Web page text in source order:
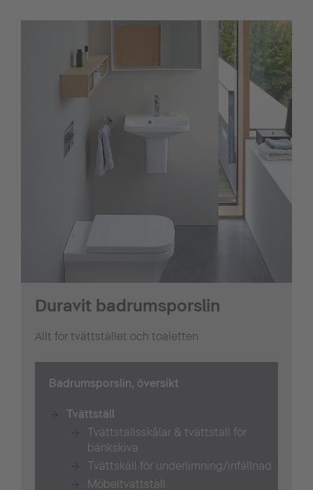
Duravit badrumsporslin
Allt för tvättstället och toaletten
Badrumsporslin, översikt
Tvättställ
Tvättställsskålar & tvättställ för
bänkskiva
Tvättskäll för underlimning/infällnad
Möbeltvättställ